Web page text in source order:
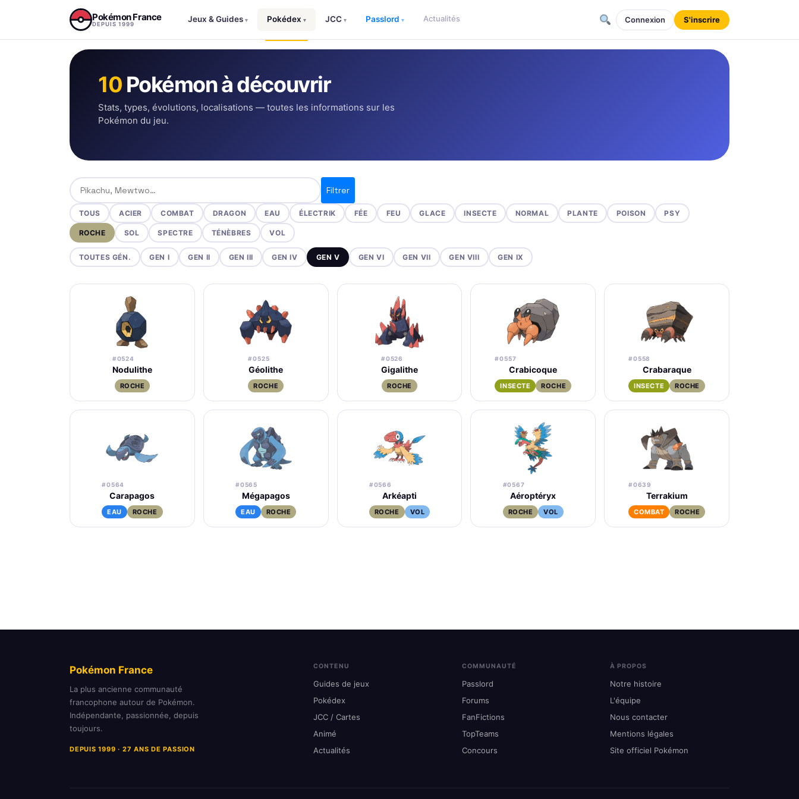
Pokémon France
DEPUIS 1999
Jeux & Guides ▾ Pokédex ▾ JCC ▾ Passlord ▾ Actualités Connexion S'inscrire
10 Pokémon à découvrir
Stats, types, évolutions, localisations — toutes les informations sur les
Pokémon du jeu.
Rechercher un Pokémon
Filtrer
TOUS ACIER COMBAT DRAGON EAU ÉLECTRIK FÉE FEU GLACE INSECTE NORMAL PLANTE POISON PSY
ROCHE SOL SPECTRE TÉNÈBRES VOL
TOUTES GÉN. GEN I GEN II GEN III GEN IV GEN V GEN VI GEN VII GEN VIII GEN IX
#0524
Nodulithe
ROCHE
#0525
Géolithe
ROCHE
#0526
Gigalithe
ROCHE
#0557
Crabicoque
INSECTE ROCHE
#0558
Crabaraque
INSECTE ROCHE
#0564
Carapagos
EAU ROCHE
#0565
Mégapagos
EAU ROCHE
#0566
Arkéapti
ROCHE VOL
#0567
Aéroptéryx
ROCHE VOL
#0639
Terrakium
COMBAT ROCHE
Pokémon France
La plus ancienne communauté
francophone autour de Pokémon.
Indépendante, passionnée, depuis
toujours.
DEPUIS 1999 · 27 ANS DE PASSION
CONTENU
Guides de jeux
Pokédex
JCC / Cartes
Animé
Actualités
COMMUNAUTÉ
Passlord
Forums
FanFictions
TopTeams
Concours
À PROPOS
Notre histoire
L'équipe
Nous contacter
Mentions légales
Site officiel Pokémon